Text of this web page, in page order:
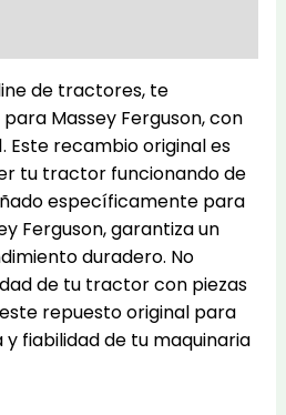
de tractores, te
Massey Ferguson, con
Este recambio original es
tu tractor funcionando de
específicamente para
Ferguson, garantiza un
duradero. No
de tu tractor con piezas
repuesto original para
fiabilidad de tu maquinaria